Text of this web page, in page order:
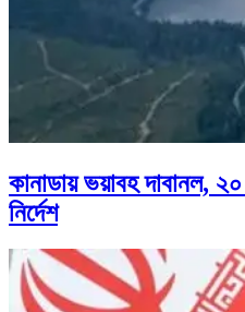
কানাডায় ভয়াবহ দাবানল,
নির্দেশ